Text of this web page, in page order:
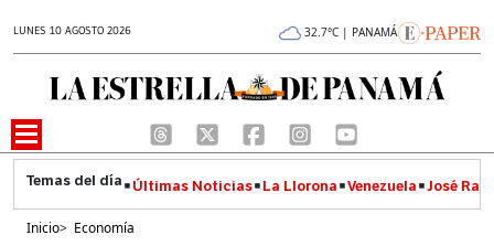
LUNES 10 AGOSTO 2026 32.7°C | PANAMÁ
Últimas Noticias La Llorona Venezuela José
Inicio> Economía